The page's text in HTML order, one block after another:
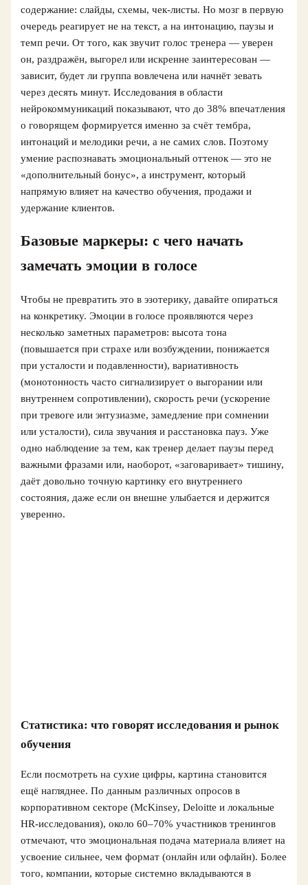
содержание: слайды, схемы, чек-листы. Но мозг в первую
очередь реагирует не на текст, а на интонацию, паузы и
темп речи. От того, как звучит голос тренера — уверен
он, раздражён, выгорел или искренне заинтересован —
зависит, будет ли группа вовлечена или начнёт зевать
через десять минут. Исследования в области
нейрокоммуникаций показывают, что до 38% впечатления
о говорящем формируется именно за счёт тембра,
интонаций и мелодики речи, а не самих слов. Поэтому
умение распознавать эмоциональный оттенок — это не
«дополнительный бонус», а инструмент, который
напрямую влияет на качество обучения, продажи и
удержание клиентов.
Базовые маркеры: с чего начать
замечать эмоции в голосе
Чтобы не превратить это в эзотерику, давайте опираться
на конкретику. Эмоции в голосе проявляются через
несколько заметных параметров: высота тона
(повышается при страхе или возбуждении, понижается
при усталости и подавленности), вариативность
(монотонность часто сигнализирует о выгорании или
внутреннем сопротивлении), скорость речи (ускорение
при тревоге или энтузиазме, замедление при сомнении
или усталости), сила звучания и расстановка пауз. Уже
одно наблюдение за тем, как тренер делает паузы перед
важными фразами или, наоборот, «заговаривает» тишину,
даёт довольно точную картинку его внутреннего
состояния, даже если он внешне улыбается и держится
уверенно.
Статистика: что говорят исследования и рынок
обучения
Если посмотреть на сухие цифры, картина становится
ещё нагляднее. По данным различных опросов в
корпоративном секторе (McKinsey, Deloitte и локальные
HR-исследования), около 60–70% участников тренингов
отмечают, что эмоциональная подача материала влияет на
усвоение сильнее, чем формат (онлайн или офлайн). Более
того, компании, которые системно вкладываются в